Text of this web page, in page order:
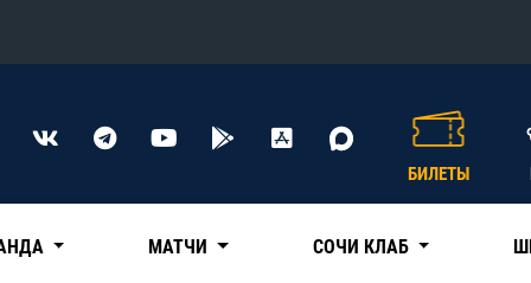
Конференция «Восток»
БИЛЕТЫ
МАТЧИ СОЧИ КЛАБ